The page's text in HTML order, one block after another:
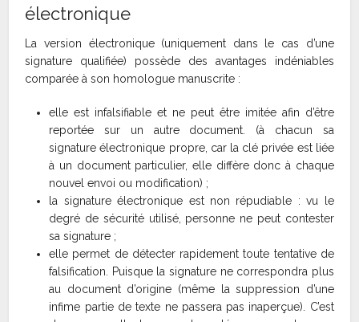
électronique
La version électronique (uniquement dans le cas d’une
signature qualifiée) possède des avantages indéniables
comparée à son homologue manuscrite :
elle est infalsifiable et ne peut être imitée afin d’être
reportée sur un autre document. (à chacun sa
signature électronique propre, car la clé privée est liée
à un document particulier, elle diffère donc à chaque
nouvel envoi ou modification) ;
la signature électronique est non répudiable : vu le
degré de sécurité utilisé, personne ne peut contester
sa signature ;
elle permet de détecter rapidement toute tentative de
falsification. Puisque la signature ne correspondra plus
au document d’origine (même la suppression d’une
infime partie de texte ne passera pas inaperçue). C’est